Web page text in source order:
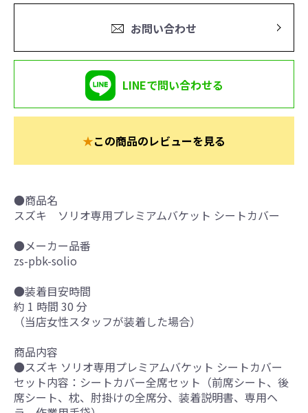
お問い合わせ
LINEで問い合わせる
★この商品のレビューを見る
●商品名
スズキ ソリオ専用プレミアムバケット シートカバー
●メーカー品番
zs-pbk-solio
●装着目安時間
約 1 時間 30 分
（当店女性スタッフが装着した場合）
商品内容
●スズキ ソリオ専用プレミアムバケット シートカバー
セット内容：シートカバー全席セット（前席シート、後
席シート、枕、肘掛けの全席分、装着説明書、専用ヘ